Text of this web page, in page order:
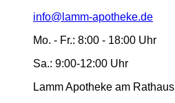
info@lamm-apotheke.de
Mo. - Fr.: 8:00 - 18:00 Uhr
Sa.: 9:00-12:00 Uhr
Lamm Apotheke am Rathaus